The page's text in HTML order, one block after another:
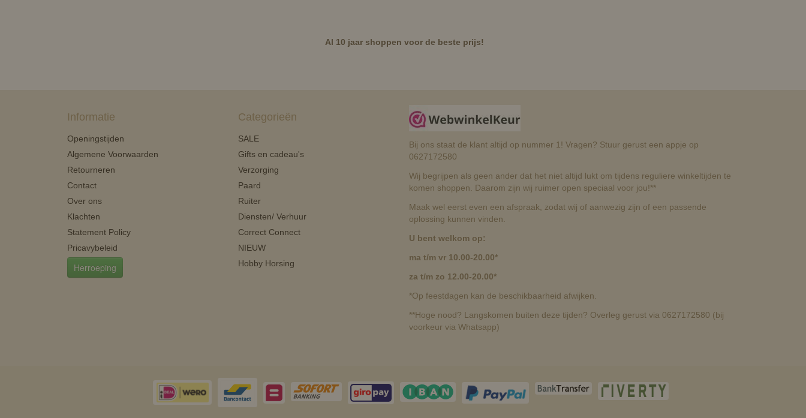
Al 10 jaar shoppen voor de beste prijs!
Informatie
Openingstijden
Algemene Voorwaarden
Retourneren
Contact
Over ons
Klachten
Statement Policy
Pricavybeleid
Herroeping
Categorieën
SALE
Gifts en cadeau's
Verzorging
Paard
Ruiter
Diensten/ Verhuur
Correct Connect
NIEUW
Hobby Horsing
Bij ons staat de klant altijd op nummer 1! Vragen? Stuur gerust een appje op
0627172580
Wij begrijpen als geen ander dat het niet altijd lukt om tijdens reguliere winkeltijden te
komen shoppen. Daarom zijn wij ruimer open speciaal voor jou!**
Maak wel eerst even een afspraak, zodat wij of aanwezig zijn of een passende
oplossing kunnen vinden.
U bent welkom op:
ma t/m vr 10.00-20.00*
za t/m zo 12.00-20.00*
*Op feestdagen kan de beschikbaarheid afwijken.
**Hoge nood? Langskomen buiten deze tijden? Overleg gerust via 0627172580 (bij
voorkeur via Whatsapp)